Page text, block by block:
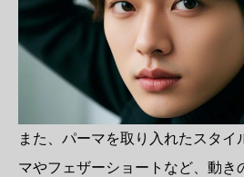
また、パーマを取り入れたスタイ
マやフェザーショートなど、動き